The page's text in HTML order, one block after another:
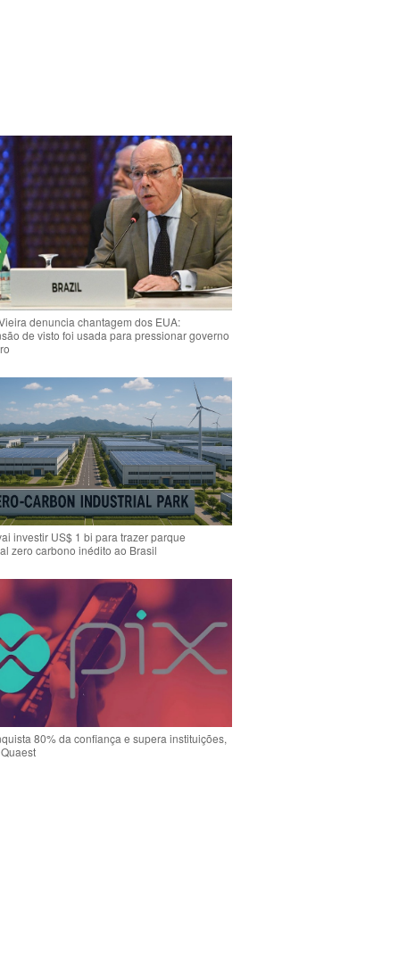
denuncia chantagem dos EUA:
de visto foi usada para pressionar governo
investir US$ 1 bi para trazer parque
zero carbono inédito ao Brasil
80% da confiança e supera instituições,